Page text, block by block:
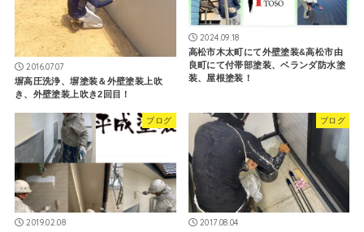
2016.07.07
塀高圧洗浄、塀塗装＆外壁塗装上吹
き、外壁塗装上吹き2回目！
2024.09.18
高松市木太町にて外壁塗装&高松市由
良町にて付帯部塗装、ベランダ防水塗
装、屋根塗装！
ブログ
2019.02.08
ブログ
2017.08.04